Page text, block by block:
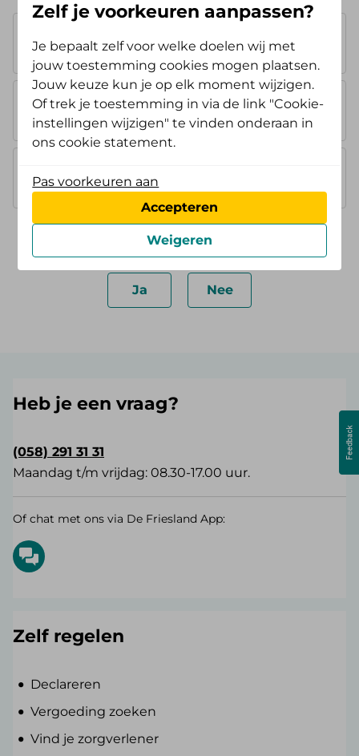
geen vergoeding
AV Tand Opstap
80%, max. € 250,-
per kalenderjaar
80%, max. € 500,-
per kalenderjaar
Was deze informatie nuttig?
Ja Nee
Heb je een vraag?
(058) 291 31 31
Maandag t/m vrijdag: 08.30-17.00 uur.
Of chat met ons via De Friesland App:
Zelf regelen
Declareren
Vergoeding zoeken
Vind je zorgverlener
Zelf je voorkeuren aanpassen?
Je bepaalt zelf voor welke doelen wij met
jouw toestemming cookies mogen plaatsen.
Jouw keuze kun je op elk moment wijzigen.
Of trek je toestemming in via de link "Cookie-
instellingen wijzigen" te vinden onderaan in
ons cookie statement.
Pas voorkeuren aan
Accepteren
Weigeren